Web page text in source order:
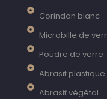
Corindon blanc
Microbille de
Poudre de verre
Abrasif plastique
Abrasif végétal